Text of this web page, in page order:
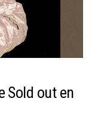
Sold out en